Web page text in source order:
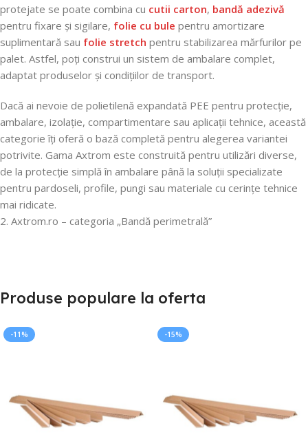
protejate se poate combina cu cutii carton, bandă adezivă
pentru fixare și sigilare, folie cu bule pentru amortizare
suplimentară sau folie stretch pentru stabilizarea mărfurilor pe
palet. Astfel, poți construi un sistem de ambalare complet,
adaptat produselor și condițiilor de transport.
Dacă ai nevoie de polietilenă expandată PEE pentru protecție,
ambalare, izolație, compartimentare sau aplicații tehnice, această
categorie îți oferă o bază completă pentru alegerea variantei
potrivite. Gama Axtrom este construită pentru utilizări diverse,
de la protecție simplă în ambalare până la soluții specializate
pentru pardoseli, profile, pungi sau materiale cu cerințe tehnice
mai ridicate.
2. Axtrom.ro – categoria „Bandă perimetrală”
Produse populare la oferta
-11% -15%